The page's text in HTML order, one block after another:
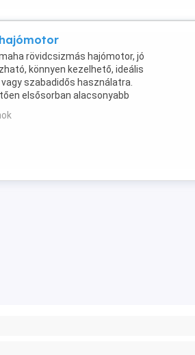
rövidcsizmás hajómotor, jó
könnyen kezelhető, ideális
szabadidős használatra.
elsősorban alacsonyabb
éve ...